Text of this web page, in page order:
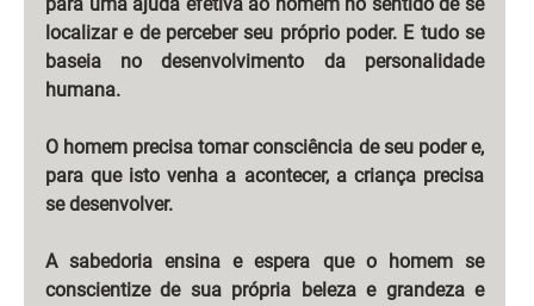
localizar e de perceber seu próprio poder. E tudo se
baseia no desenvolvimento da personalidade
humana.
O homem precisa tomar consciência de seu poder e,
para que isto venha a acontecer, a criança precisa
se desenvolver.
A sabedoria ensina e espera que o homem se
conscientize de sua própria beleza e grandeza e